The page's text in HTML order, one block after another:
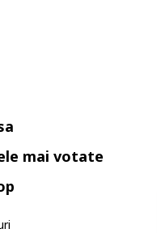
mai votate